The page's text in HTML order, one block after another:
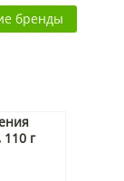
бренды
г